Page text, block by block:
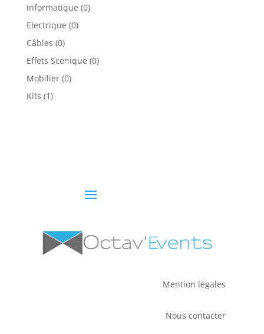
Informatique 00
Electrique 00
Câbles 00
produit
Effets Scenique 00
Mobilier 00
Kits 11
Mention légales
Nous contacter